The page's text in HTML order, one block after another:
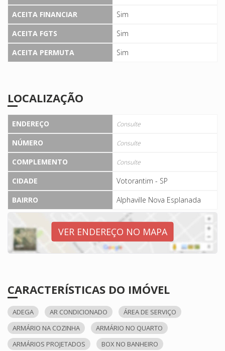
ACEITA FINANCIAR
Sim
ACEITA FGTS
Sim
ACEITA PERMUTA
Sim
LOCALIZAÇÃO
ENDEREÇO Consulte
NÚMERO Consulte
COMPLEMENTO Consulte
CIDADE
Votorantim - SP
BAIRRO
Alphaville Nova Esplanada
VER ENDEREÇO NO MAPA
CARACTERÍSTICAS DO IMÓVEL
ADEGA AR CONDICIONADO
ÁREA DE SERVIÇO
ARMÁRIO NA COZINHA
ARMÁRIO NO QUARTO
ARMÁRIOS PROJETADOS
BOX NO BANHEIRO